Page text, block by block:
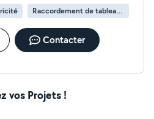
Raccordement de tableau électrique
Contacter
vos Projets !